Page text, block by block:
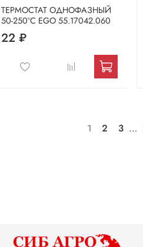
ТЕРМОСТАТ ОДНОФАЗНЫЙ
50-250°C EGO 55.17042.060
22 ₽
1 2 3 …